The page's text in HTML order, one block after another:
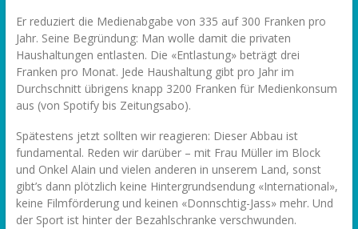
Er reduziert die Medienabgabe von 335 auf 300 Franken pro
Jahr. Seine Begründung: Man wolle damit die privaten
Haushaltungen entlasten. Die «Entlastung» beträgt drei
Franken pro Monat. Jede Haushaltung gibt pro Jahr im
Durchschnitt übrigens knapp 3200 Franken für Medienkonsum
aus (von Spotify bis Zeitungsabo).
Spätestens jetzt sollten wir reagieren: Dieser Abbau ist
fundamental. Reden wir darüber – mit Frau Müller im Block
und Onkel Alain und vielen anderen in unserem Land, sonst
gibt’s dann plötzlich keine Hintergrundsendung «International»,
keine Filmförderung und keinen «Donnschtig-Jass» mehr. Und
der Sport ist hinter der Bezahlschranke verschwunden.